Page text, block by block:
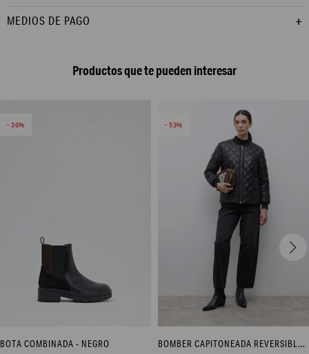
MEDIOS DE PAGO
Productos que te pueden interesar
36
BOTA COMBINADA - NEGRO
53
BOMBER CAPITONEADA REVERSIBLE - VERDE OLIVA